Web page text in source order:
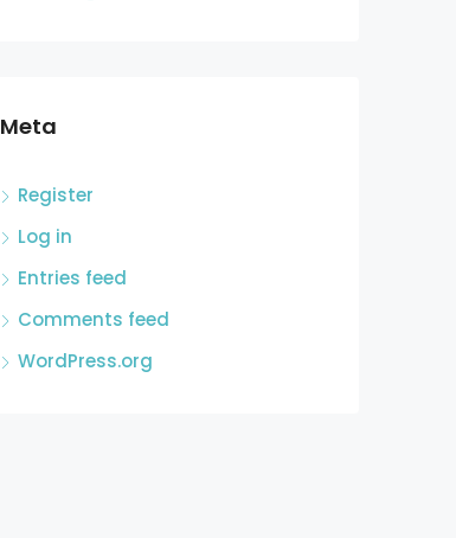
Meta
Register
Log in
Entries feed
Comments feed
WordPress.org